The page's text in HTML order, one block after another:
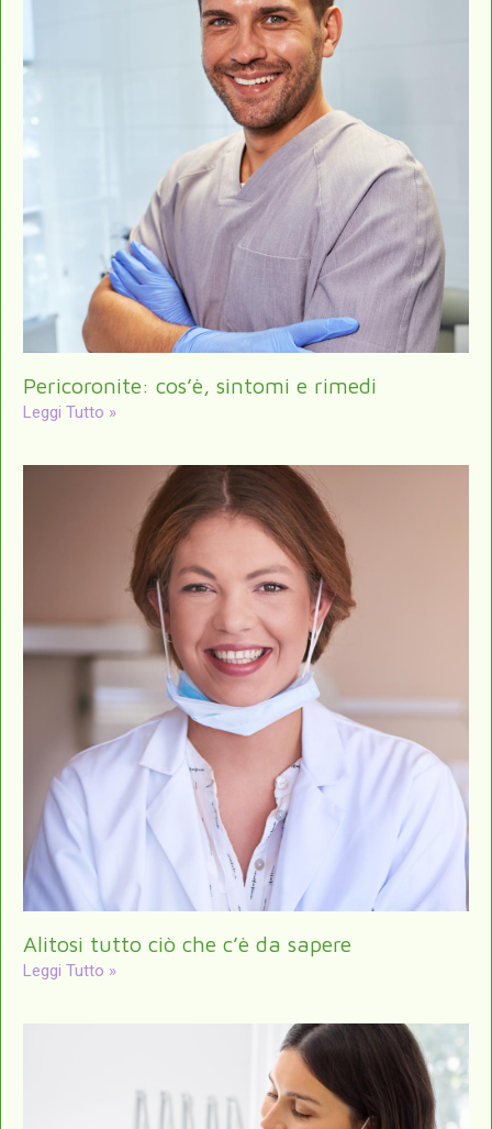
Pericoronite: cos’è, sintomi e rimedi
Leggi Tutto »
Alitosi tutto ciò che c’è da sapere
Leggi Tutto »